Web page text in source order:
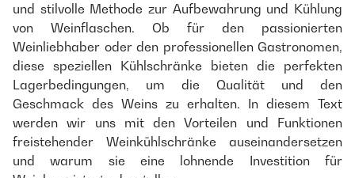
und stilvolle Methode zur Aufbewahrung und Kühlung
von Weinflaschen. Ob für den passionierten
Weinliebhaber oder den professionellen Gastronomen,
diese speziellen Kühlschränke bieten die perfekten
Lagerbedingungen, um die Qualität und den
Geschmack des Weins zu erhalten. In diesem Text
werden wir uns mit den Vorteilen und Funktionen
freistehender Weinkühlschränke auseinandersetzen
und warum sie eine lohnende Investition für